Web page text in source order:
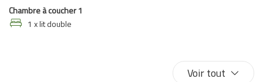
Internet sans fil
Linge de lit
Chambre à coucher 1
1 x lit double
Voir tout